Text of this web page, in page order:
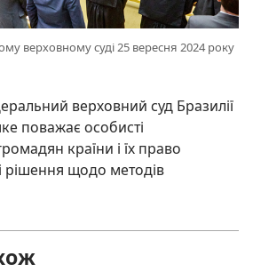
верховному суді 25 вересня 2024 року
верховний суд Бразилії
поважає особисті
країни і їх право
рішення щодо методів